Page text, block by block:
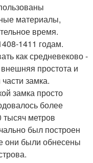
материалы,
время.
1411 годам.
как средневеково -
простота и
замка.
замка просто
более
тысяч метров
был построен
они были обнесены